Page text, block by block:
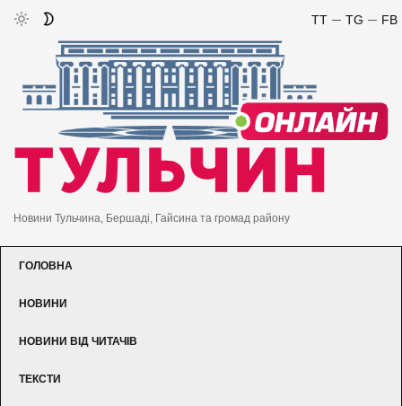
FB
TG
TT
Новини Тульчина, Бершаді, Гайсина та громад району
ГОЛОВНА
НОВИНИ
НОВИНИ ВІД ЧИТАЧІВ
ТЕКСТИ